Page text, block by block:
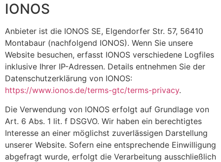
IONOS
Anbieter ist die IONOS SE, Elgendorfer Str. 57, 56410
Montabaur (nachfolgend IONOS). Wenn Sie unsere
Website besuchen, erfasst IONOS verschiedene Logfiles
inklusive Ihrer IP-Adressen. Details entnehmen Sie der
Datenschutzerklärung von IONOS:
https://www.ionos.de/terms-gtc/terms-privacy.
Die Verwendung von IONOS erfolgt auf Grundlage von
Art. 6 Abs. 1 lit. f DSGVO. Wir haben ein berechtigtes
Interesse an einer möglichst zuverlässigen Darstellung
unserer Website. Sofern eine entsprechende Einwilligung
abgefragt wurde, erfolgt die Verarbeitung ausschließlich